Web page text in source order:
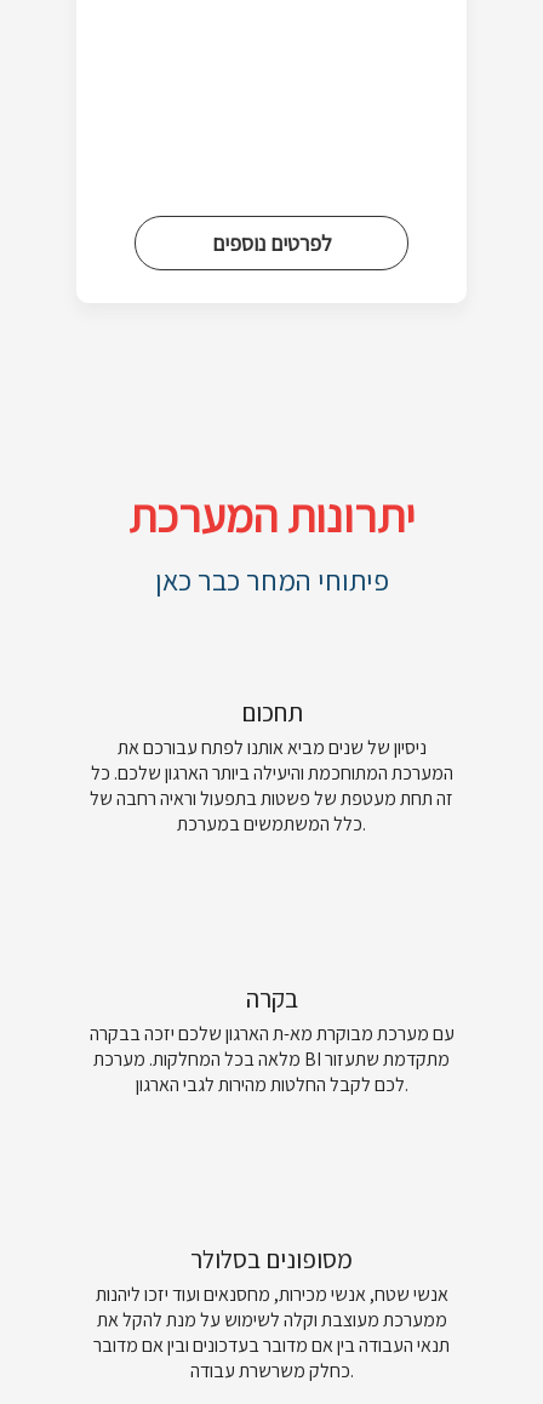
לפרטים נוספים
יתרונות המערכת
פיתוחי המחר כבר כאן
תחכום
ניסיון של שנים מביא אותנו לפתח עבורכם את
המערכת המתוחכמת והיעילה ביותר הארגון שלכם. כל
זה תחת מעטפת של פשטות בתפעול וראיה רחבה של
כלל המשתמשים במערכת.
בקרה
עם מערכת מבוקרת מא-ת הארגון שלכם יזכה בבקרה
מלאה בכל המחלקות. מערכת BI מתקדמת שתעזור
לכם לקבל החלטות מהירות לגבי הארגון.
מסופונים בסלולר
אנשי שטח, אנשי מכירות, מחסנאים ועוד יזכו ליהנות
ממערכת מעוצבת וקלה לשימוש על מנת להקל את
תנאי העבודה בין אם מדובר בעדכונים ובין אם מדובר
כחלק משרשרת עבודה.